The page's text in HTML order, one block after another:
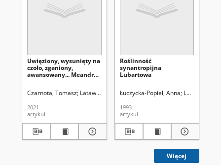
Uwięziony, wysunięty na
czoło, zganiony,
awansowany... Meandry
działacza partyjnego i
Czarnota, Tomasz Latawiec, Krzysztof. Red. Uniwersytet Marii Curie-
2021
artykuł
Roślinność
synantropijna
Lubartowa
Łuczycka-Popiel, Anna Lorkiewicz,
1993
artykuł
Więcej